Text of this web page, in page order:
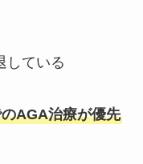
している
AGA治療が優先